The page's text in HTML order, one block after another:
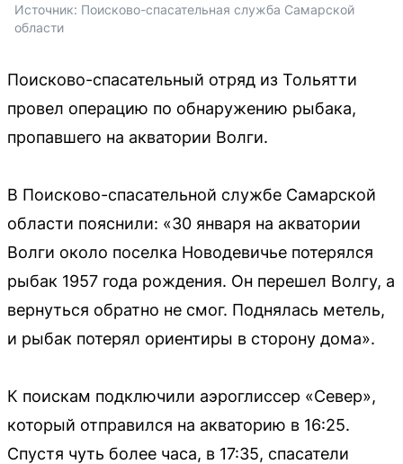
Источник: Поисково-спасательная служба Самарской
области
Поисково-спасательный отряд из Тольятти
провел операцию по обнаружению рыбака,
пропавшего на акватории Волги.
В Поисково-спасательной службе Самарской
области пояснили: «30 января на акватории
Волги около поселка Новодевичье потерялся
рыбак 1957 года рождения. Он перешел Волгу, а
вернуться обратно не смог. Поднялась метель,
и рыбак потерял ориентиры в сторону дома».
К поискам подключили аэроглиссер «Север»,
который отправился на акваторию в 16:25.
Спустя чуть более часа, в 17:35, спасатели